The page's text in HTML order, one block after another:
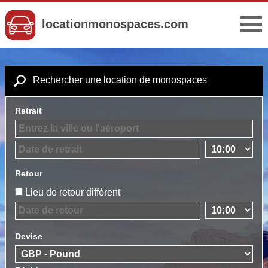
locationmonospaces.com
Rechercher une location de monospaces
Retrait
Retour
Lieu de retour différent
Devise